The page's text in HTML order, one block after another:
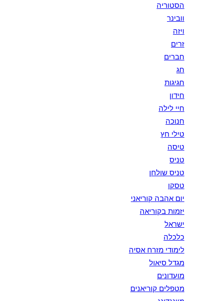
הסטוריה
וובינר
ויזה
זרים
חברים
חג
חגיגות
חידון
חיי לילה
חנוכה
טילי חץ
טיסה
טניס
טניס שולחן
טסקו
יום אהבה קוריאני
יזמות בקוריאה
ישראל
כלכלה
לימודי מזרח אסיה
מגדל סיאול
מועדונים
מטפלים קוריאנים